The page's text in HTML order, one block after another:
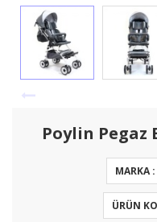
Poylin Pegaz
MARKA :
ÜRÜN